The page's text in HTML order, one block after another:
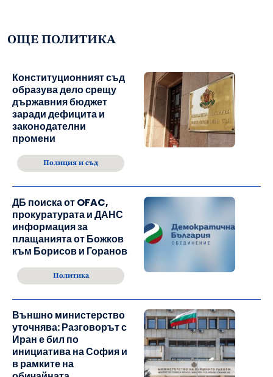
ОЩЕ ПОЛИТИКА
Конституционният съд
образува дело срещу
държавния бюджет
заради дефицита и
законодателни
промени
Полиция и съд
ДБ поиска от OFAC,
прокуратурата и ДАНС
информация за
плащанията от Божков
към Борисов и Горанов
Политика
Външно министерство
уточнява: Разговорът с
Иран е бил по
инициатива на София и
в рамките на